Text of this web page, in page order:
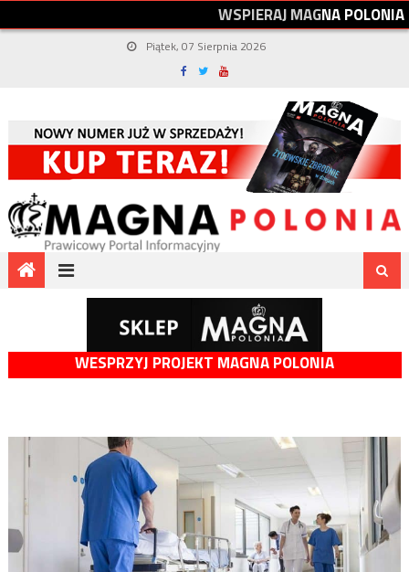
WSPIERAJMAGNAPOLONIA
Piątek, 07 Sierpnia 2026
WESPRZYJ PROJEKT MAGNA POLONIA